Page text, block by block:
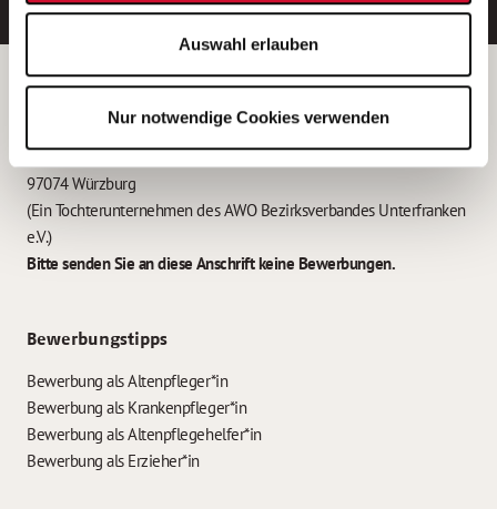
Auswahl erlauben
Nur notwendige Cookies verwenden
Betreiber der Webseite
Garitz Bewirtschaftungsbetriebe GmbH
Kantstraße 45a
97074 Würzburg
(Ein Tochterunternehmen des AWO Bezirksverbandes Unterfranken
e.V.)
Bitte senden Sie an diese Anschrift keine Bewerbungen.
Bewerbungstipps
Bewerbung als Altenpfleger*in
Bewerbung als Krankenpfleger*in
Bewerbung als Altenpflegehelfer*in
Bewerbung als Erzieher*in